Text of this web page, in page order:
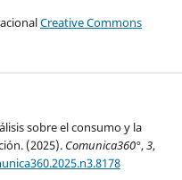
Creative Commons
sobre el consumo y la
(2025). Comunica360°,3,